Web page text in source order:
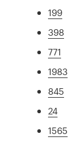
199
398
771
1983
845
24
1565